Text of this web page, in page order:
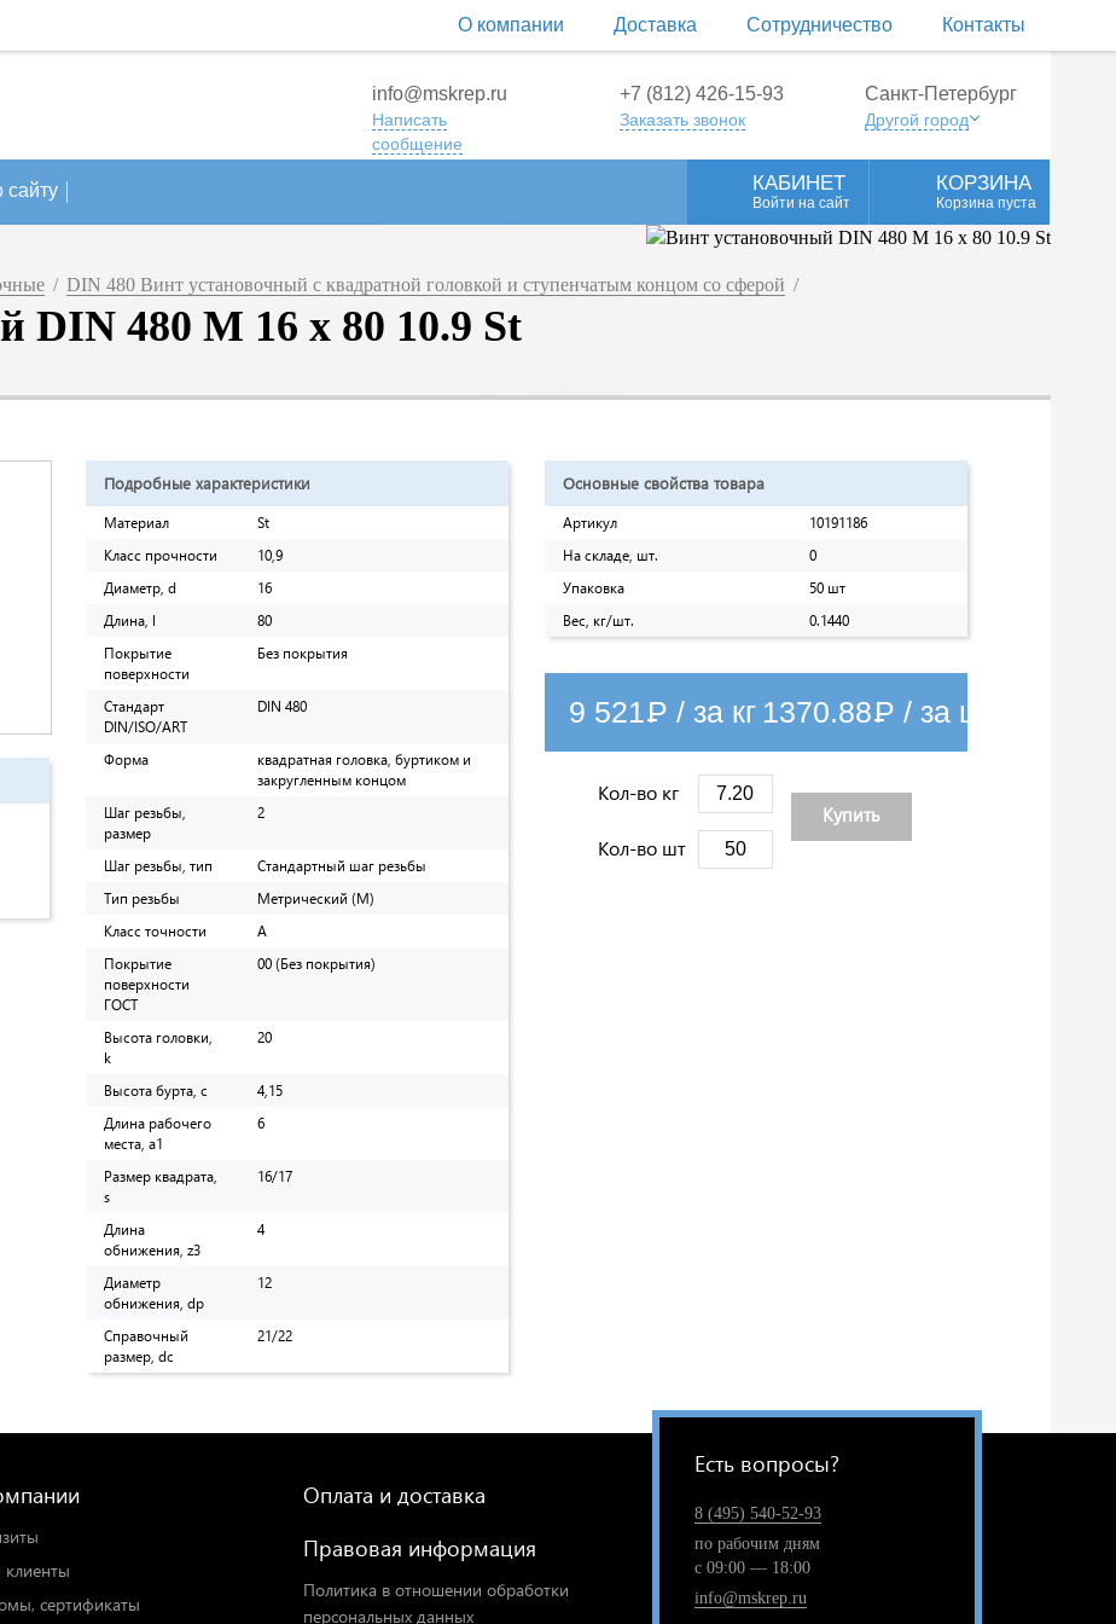
О компании Доставка Сотрудничество Контакты
info@mskrep.ru
Написать
сообщение
+7 (812) 426-15-93
Заказать звонок
Санкт-Петербург
Другой город
сайту КАБИНЕТ
Войти на сайт
КОРЗИНА
Корзина пуста
/ DIN 480 Винт установочный с квадратной головкой и ступенчатым концом со сферой /
DIN 480 M 16 x 80 10.9 St
Подробные характеристики
Материал
St
Класс прочности
10,9
Диаметр, d
16
Длина, l
80
Покрытие
поверхности
Без покрытия
Стандарт
DIN/ISO/ART
DIN 480
Форма
квадратная головка, буртиком и
закругленным концом
Шаг резьбы,
размер
2
Шаг резьбы, тип
Стандартный шаг резьбы
Тип резьбы
Метрический (M)
Класс точности
A
Покрытие
поверхности
ГОСТ
00 (Без покрытия)
Высота головки,
k
20
Высота бурта, c
4,15
Длина рабочего
места, a1
6
Размер квадрата,
s
16/17
Длина
обнижения, z3
4
Диаметр
обнижения, dp
12
Справочный
размер, dc
21/22
Основные свойства товара
Артикул
10191186
На складе, шт.
0
Упаковка
50 шт
Вес, кг/шт.
0.1440
9 521Р / за кг 1370.88Р / за шт
Кол-во кг
Кол-во шт
Купить
сертификаты
Оплата и доставка
Правовая информация
Политика в отношении обработки
персональных данных
Есть вопросы?
8 (495) 540-52-93
по рабочим дням
с 09:00 — 18:00
info@mskrep.ru